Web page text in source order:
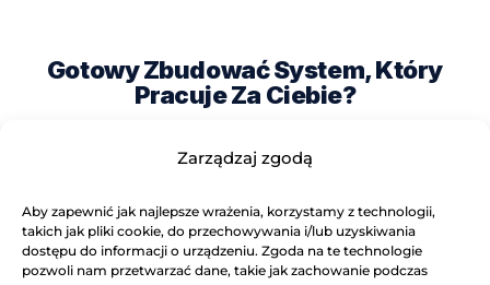
Zarządzaj zgodą
Aby zapewnić jak najlepsze wrażenia, korzystamy z technologii,
takich jak pliki cookie, do przechowywania i/lub uzyskiwania
dostępu do informacji o urządzeniu. Zgoda na te technologie
pozwoli nam przetwarzać dane, takie jak zachowanie podczas
Gotowy Zbudować System, Który
Pracuje Za Ciebie?
o klientów i zaczęli budować biznesy na systemach.
WYBIERAM PAKIET MBA